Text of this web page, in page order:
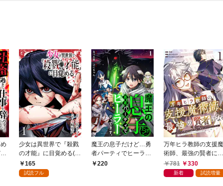
少女は異世界で『殺戮
の才能』に目覚める(話
売り) #1
165
試読フル
魔王の息子だけど…勇
者パーティでヒーラー
やってます。1
220
万年ヒラ教師の支援魔
術師、最強の賢者にな
る～不人気の支援魔術
師は給料泥棒だと魔術
781 330
新着 試読増量